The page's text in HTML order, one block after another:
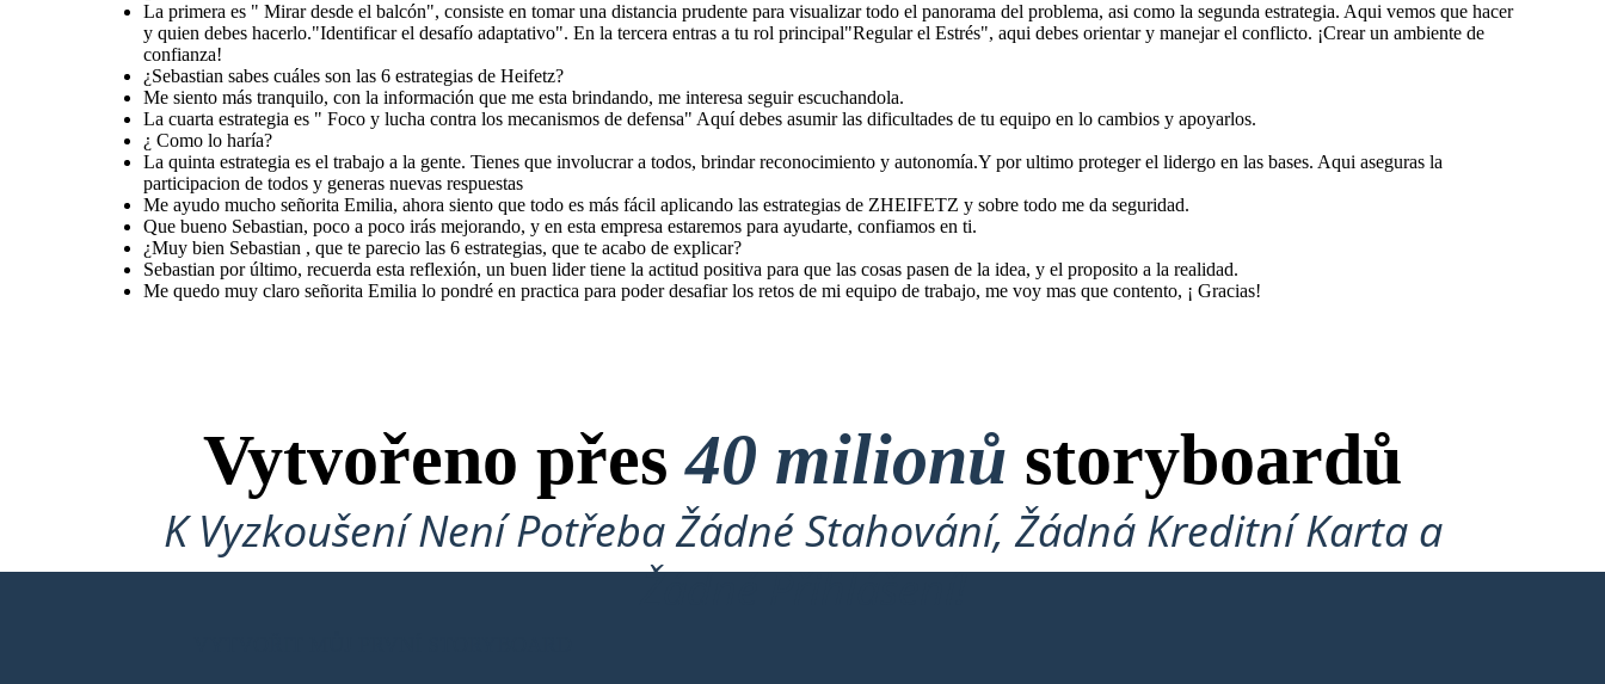
Sebastian por último, recuerda esta
reflexión, un buen lider tiene la actitud
positiva para que las cosas pasen de la idea,
y el proposito a la realidad.
Me quedo muy claro
pondré en practica para
poder desafiar los
retos de mi equipo de
trabajo, me voy mas
que contento,
¡ Gracias!
La primera es " Mirar desde el balcón", consiste en tomar una distancia prudente para visualizar todo el panorama del problema, asi como la segunda estrategia. Aqui vemos que hacer
y quien debes hacerlo."Identificar el desafío adaptativo". En la tercera entras a tu rol principal"Regular el Estrés", aqui debes orientar y manejar el conflicto. ¡Crear un ambiente de
confianza!
¿Sebastian sabes cuáles son las 6 estrategias de Heifetz?
Me siento más tranquilo, con la información que me esta brindando, me interesa seguir escuchandola.
La cuarta estrategia es " Foco y lucha contra los mecanismos de defensa" Aquí debes asumir las dificultades de tu equipo en lo cambios y apoyarlos.
¿ Como lo haría?
La quinta estrategia es el trabajo a la gente. Tienes que involucrar a todos, brindar reconocimiento y autonomía.Y por ultimo proteger el lidergo en las bases. Aqui aseguras la
participacion de todos y generas nuevas respuestas
Me ayudo mucho señorita Emilia, ahora siento que todo es más fácil aplicando las estrategias de ZHEIFETZ y sobre todo me da seguridad.
Que bueno Sebastian, poco a poco irás mejorando, y en esta empresa estaremos para ayudarte, confiamos en ti.
¿Muy bien Sebastian , que te parecio las 6 estrategias, que te acabo de explicar?
Sebastian por último, recuerda esta reflexión, un buen lider tiene la actitud positiva para que las cosas pasen de la idea, y el proposito a la realidad.
Me quedo muy claro señorita Emilia lo pondré en practica para poder desafiar los retos de mi equipo de trabajo, me voy mas que contento, ¡ Gracias!
Vytvořeno přes40 milionů storyboardů
K Vyzkoušení Není Potřeba Žádné Stahování, Žádná Kreditní Karta a
Žádné Přihlášení!